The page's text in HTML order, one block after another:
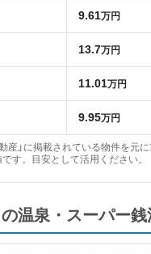
9.61万円
13.7万円
11.01万円
9.95万円
産」に掲載されている物件を元
す。目安として活用ください。
温泉・スーパー